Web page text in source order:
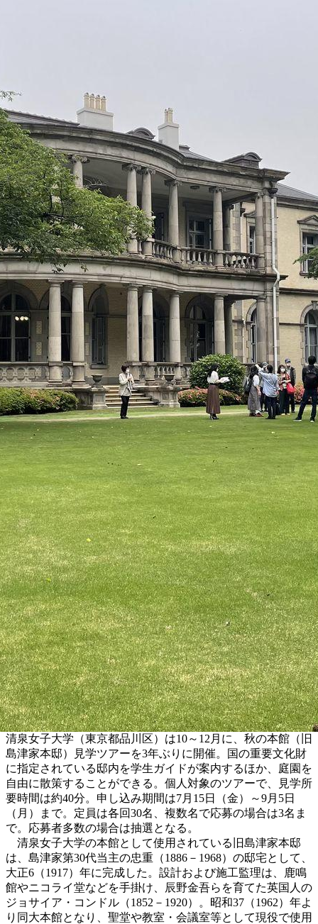
清泉女子大学（東京都品川区）は10～12月に、秋の本館（旧
島津家本邸）見学ツアーを3年ぶりに開催。国の重要文化財
に指定されている邸内を学生ガイドが案内するほか、庭園を
自由に散策することができる。個人対象のツアーで、見学所
要時間は約40分。申し込み期間は7月15日（金）～9月5日
（月）まで。定員は各回30名、複数名で応募の場合は3名ま
で。応募者多数の場合は抽選となる。
清泉女子大学の本館として使用されている旧島津家本邸
は、島津家第30代当主の忠重（1886－1968）の邸宅として、
大正6（1917）年に完成した。設計および施工監理は、鹿鳴
館やニコライ堂などを手掛け、辰野金吾らを育てた英国人の
ジョサイア・コンドル（1852－1920）。昭和37（1962）年よ
り同大本館となり、聖堂や教室・会議室等として現役で使用